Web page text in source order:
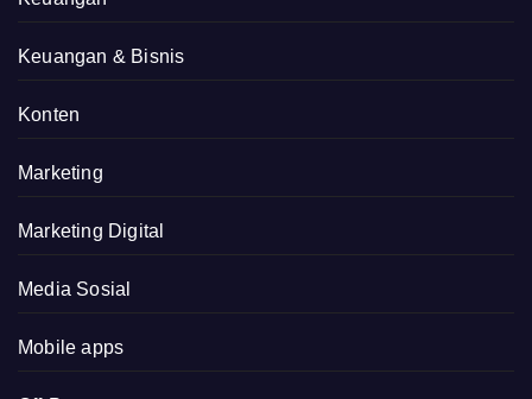
Keuangan & Bisnis
Konten
Marketing
Marketing Digital
Media Sosial
Mobile apps